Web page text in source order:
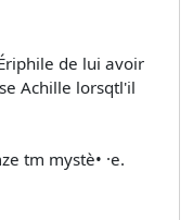
de lui avoir
Achille lorsqtl'il
tm mystè• ·e.